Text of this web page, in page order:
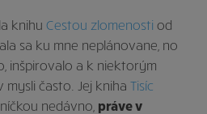
knihu Cestou zlomenosti od
sa ku mne neplánovane, no
inšpirovalo a k niektorým
mysli často. Jej kniha Tisíc
nedávno, práve v